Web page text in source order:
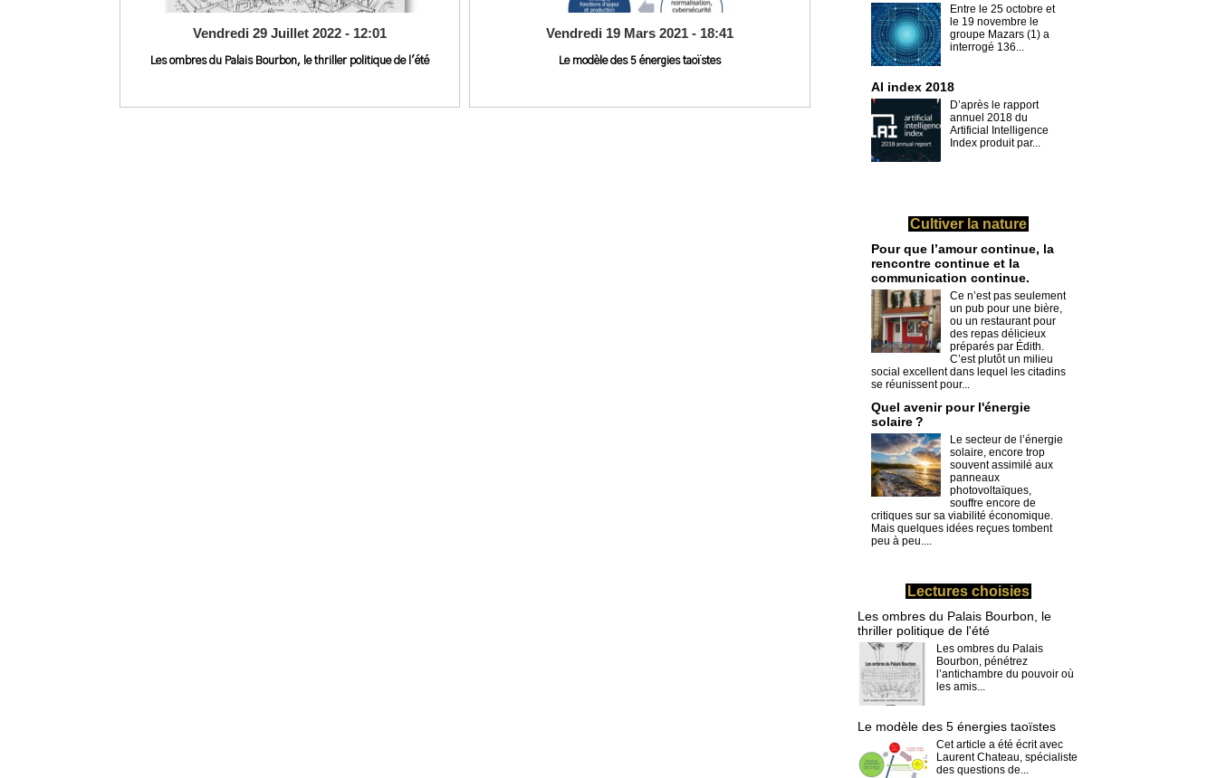
Vendredi 29 Juillet 2022 - 12:01
Les ombres du Palais Bourbon, le thriller politique de l'été
Vendredi 19 Mars 2021 - 18:41
Le modèle des 5 énergies taoïstes
Entre le 25 octobre et
le 19 novembre le
groupe Mazars (1) a
interrogé 136...
AI index 2018
D’après le rapport
annuel 2018 du
Artificial Intelligence
Index produit par...
Cultiver la nature
Pour que l’amour continue, la
rencontre continue et la
communication continue.
Ce n’est pas seulement
un pub pour une bière,
ou un restaurant pour
des repas délicieux
préparés par Édith.
C’est plutôt un milieu
social excellent dans lequel les citadins
se réunissent pour...
Quel avenir pour l'énergie
solaire ?
Le secteur de l’énergie
solaire, encore trop
souvent assimilé aux
panneaux
photovoltaïques,
souffre encore de
critiques sur sa viabilité économique.
Mais quelques idées reçues tombent
peu à peu....
Lectures choisies
Les ombres du Palais Bourbon, le
thriller politique de l'été
Les ombres du Palais
Bourbon, pénétrez
l’antichambre du pouvoir où
les amis...
Le modèle des 5 énergies taoïstes
Cet article a été écrit avec
Laurent Chateau, spécialiste
des questions de...